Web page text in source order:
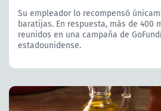
Su empleador lo recompensó
baratijas. En respuesta, más de 400
reunidos en una campaña de
estadounidense.